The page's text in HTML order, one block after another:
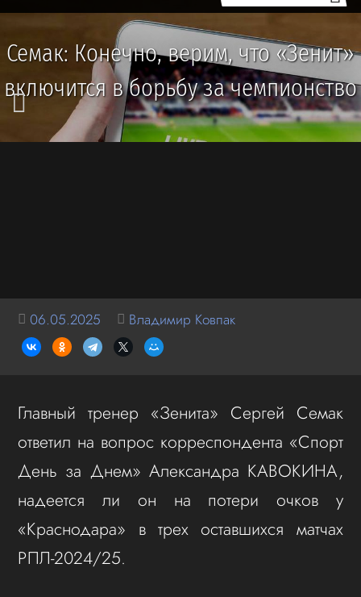
Семак: Конечно, верим, что «Зенит»
включится в борьбу за чемпионство
06.05.2025 Владимир Ковпак
Главный тренер «Зенита» Сергей Семак
ответил на вопрос корреспондента «Спорт
День за Днем» Александра КАВОКИНА,
надеется ли он на потери очков у
«Краснодара» в трех оставшихся матчах
РПЛ-2024/25.